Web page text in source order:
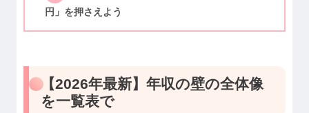
円」を押さえよう
【2026年最新】年収の壁の全体像
を一覧表で